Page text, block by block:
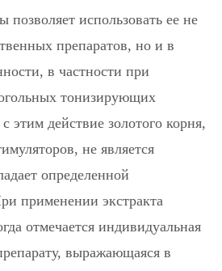
позволяет использовать ее не
препаратов, но и в
в частности при
тонизирующих
этим действие золотого корня,
не является
определенной
применении экстракта
отмечается индивидуальная
выражающаяся в